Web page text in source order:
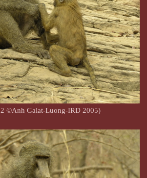
©Anh Galat-Luong-IRD 2005)